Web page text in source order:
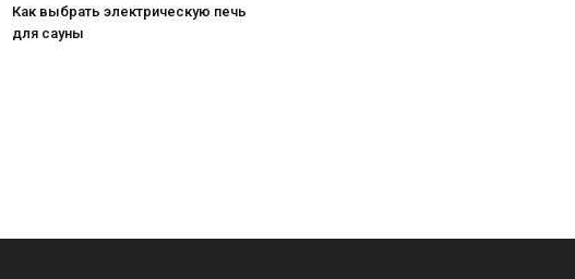
Как выбрать электрическую печь
для сауны